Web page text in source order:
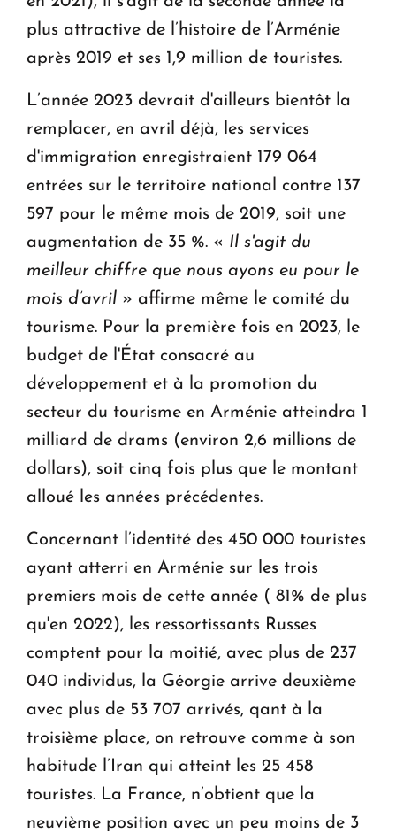
plus attractive de l’histoire de l’Arménie
après 2019 et ses 1,9 million de touristes.
L’année 2023 devrait d'ailleurs bientôt la
remplacer, en avril déjà, les services
d'immigration enregistraient 179 064
entrées sur le territoire national contre 137
597 pour le même mois de 2019, soit une
augmentation de 35 %. « Il s'agit du
meilleur chiffre que nous ayons eu pour le
mois d’avril » affirme même le comité du
tourisme. Pour la première fois en 2023, le
budget de l'État consacré au
développement et à la promotion du
secteur du tourisme en Arménie atteindra 1
milliard de drams (environ 2,6 millions de
dollars), soit cinq fois plus que le montant
alloué les années précédentes.
Concernant l’identité des 450 000 touristes
ayant atterri en Arménie sur les trois
premiers mois de cette année ( 81% de plus
qu'en 2022), les ressortissants Russes
comptent pour la moitié, avec plus de 237
040 individus, la Géorgie arrive deuxième
avec plus de 53 707 arrivés, qant à la
troisième place, on retrouve comme à son
habitude l’Iran qui atteint les 25 458
touristes. La France, n’obtient que la
neuvième position avec un peu moins de 3